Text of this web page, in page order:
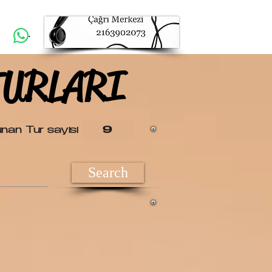
.
Tur sayısı 9
Search